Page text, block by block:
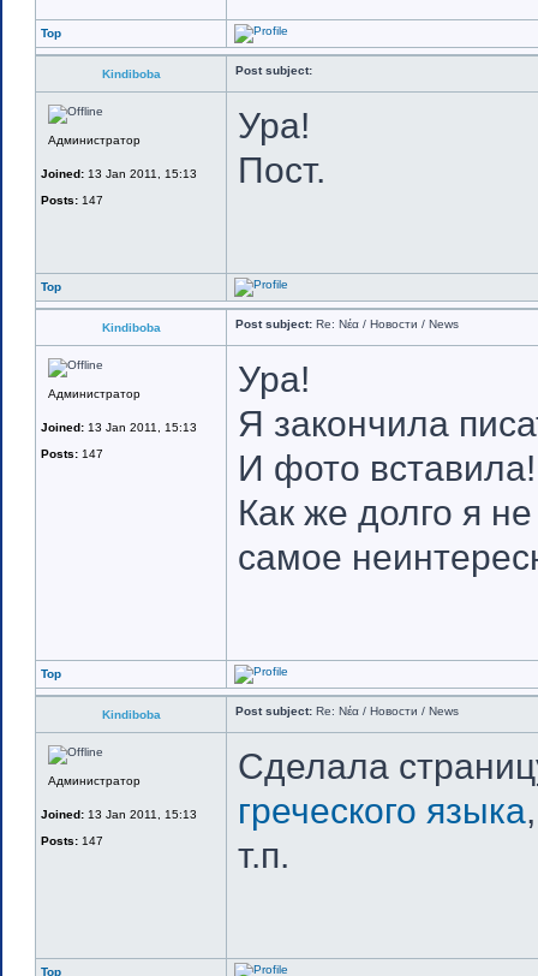
Top
Kindiboba Post subject:
Администратор
Joined: 13 Jan 2011, 15:13
Posts: 147
Ура!
Пост.
Top
Kindiboba Post subject: Re: Νέα / Новости / News
Администратор
Joined: 13 Jan 2011, 15:13
Posts: 147
Ура!
Я закончила
И фото вставила!
Как же долго я
самое
Top
Kindiboba Post subject: Re: Νέα / Новости / News
Администратор
Joined: 13 Jan 2011, 15:13
Posts: 147
Сделала
греческого языка
т.п.
Top